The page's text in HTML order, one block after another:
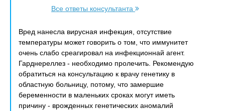
Все ответы консультанта
Вред нанесла вирусная инфекция, отсутствие
температуры может говорить о том, что иммунитет
очень слабо среагировал на инфекционнай агент.
Гарднереллез - необходимо пролечить. Рекомендую
обратиться на консультацию к врачу генетику в
областную больницу, потому, что замершие
беременности в маленьких сроках могут иметь
причину - врожденных генетических аномалий